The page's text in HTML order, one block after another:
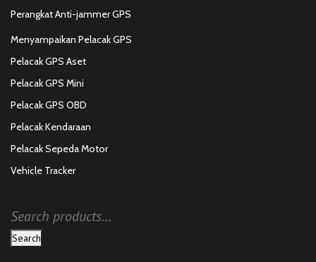
Perangkat Anti-jammer GPS
Menyampaikan Pelacak GPS
Pelacak GPS Aset
Pelacak GPS Mini
Pelacak GPS OBD
Pelacak Kendaraan
Pelacak Sepeda Motor
Vehicle Tracker
Search